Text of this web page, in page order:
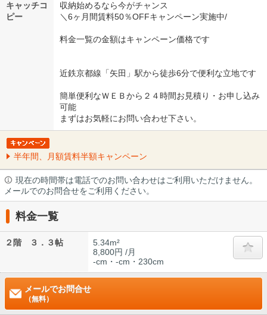
キャッチコ
ピー
収納始めるなら今がチャンス
＼6ヶ月間賃料50％OFFキャンペーン実施中/
料金一覧の金額はキャンペーン価格です
近鉄京都線「矢田」駅から徒歩6分で便利な立地です
簡単便利なＷＥＢから２４時間お見積り・お申し込み
可能
まずはお気軽にお問い合わせ下さい。
半年間、月額賃料半額キャンペーン
現在の時間帯は電話でのお問い合わせはご利用いただけません。
メールでのお問合せをご利用ください。
料金一覧
２階 ３．３帖
5.34m²
8,800円 /月
-cm・-cm・230cm
メールでお問合せ
（無料）